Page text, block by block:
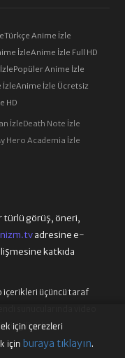
türlü görüş, öneri,
adresine e-
katkıda
içerikleri üçüncü taraf
ilgili video
Türkçe Anime İzle
İzleAnime İzle Full HD
Popüler Anime İzle
İzleAnime İzle Ücretsiz
HD
İzleDeath Note İzle
Hero Academia İzle
için çerezleri
için buraya tıklayın.